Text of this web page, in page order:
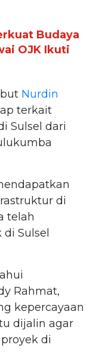
Budaya
OJK Ikuti
Nurdin
terkait
Sulsel dari
di
telah
Sulsel
Rahmat,
kepercayaan
dijalin agar
di